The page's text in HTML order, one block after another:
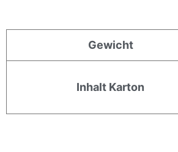
Gewicht
Inhalt Karton